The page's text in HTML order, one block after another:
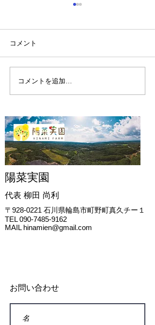
陽菜実園の2024年
コメント
コメントを追加…
陽菜実園
代表 柳田 尚利
〒928-0221 石川県輪島市町野町真久チー１
TEL090-7485-9162
MAIL hinamien@gmail.com
お問い合わせ